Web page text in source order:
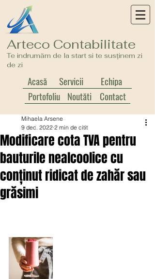
Arteco Contabilitate
Te indrumăm de la start si te susținem zi
de zi
Acasă Servicii
Echipa
Portofoliu Noutăți Contact
Modificare cota TVA pentru
bauturile nealcoolice cu
conținut ridicat de zahăr sau
grăsimi
Mihaela Arsene
9 dec. 2022 2 min de citit